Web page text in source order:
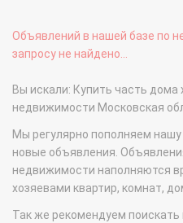
Объявлений в нашей базе по
запросу не найдено...
Вы искали: Купить часть
недвижимости Московская
Мы регулярно пополняем нашу
новые объявления.
недвижимости наполняются
хозяевами квартир, комнат,
Так же рекомендуем